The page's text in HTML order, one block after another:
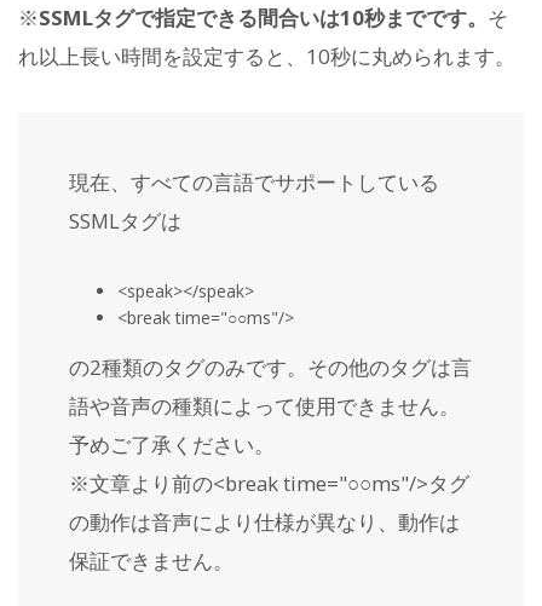
※SSMLタグで指定できる間合いは10秒までです。 そ
れ以上長い時間を設定すると、10秒に丸められます。
現在、すべての言語でサポートしている
SSMLタグは
<speak></speak>
<break time="○○ms"/>
の2種類のタグのみです。その他のタグは言
語や音声の種類によって使用できません。
予めご了承ください。
※文章より前の<break time="○○ms"/>タグ
の動作は音声により仕様が異なり、動作は
保証できません。